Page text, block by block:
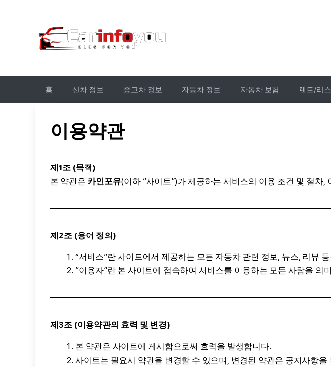
너
기
홈 신차 정보 중고차 정보 자동차 정보 자동차 보험 렌트/리스
이용약관
제1조 (목적)
본 약관은 카인포유(이하 “사이트”)가 제공하는 서비스의 이용 조건 및 절차
제2조 (용어 정의)
“서비스”란 사이트에서 제공하는 모든 자동차 관련 정보, 뉴스, 리뷰
“이용자”란 본 사이트에 접속하여 서비스를 이용하는 모든 사람을 의
제3조 (이용약관의 효력 및 변경)
본 약관은 사이트에 게시함으로써 효력을 발생합니다.
사이트는 필요시 약관을 변경할 수 있으며, 변경된 약관은 공지사항을